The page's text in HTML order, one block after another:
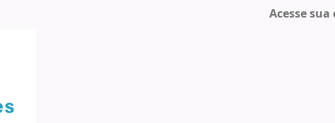
Acesse